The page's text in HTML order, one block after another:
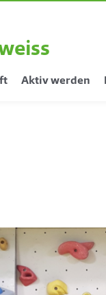
Aktiv werden